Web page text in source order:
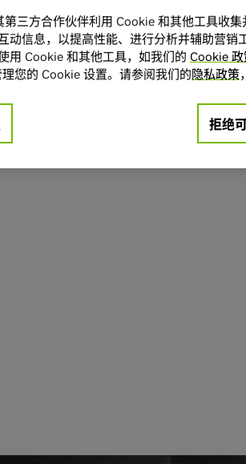
第三方合作伙伴利用 Cookie 和其他工具收
动信息，以提高性能、进行分析并辅助营销
用 Cookie 和其他工具，如我们的 Cookie 政
您的 Cookie 设置。请参阅我们的隐私政策
拒绝